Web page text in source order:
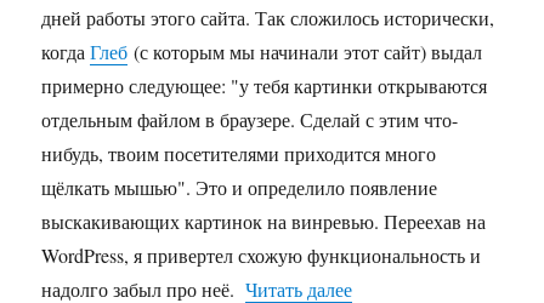
дней работы этого сайта. Так сложилось исторически,
когдаГлеб (с которым мы начинали этот сайт) выдал
примерно следующее: "у тебя картинки открываются
отдельным файлом в браузере. Сделай с этим что-
нибудь, твоим посетителями приходится много
щёлкать мышью". Это и определило появление
выскакивающих картинок на винревью. Переехав на
WordPress, я привертел схожую функциональность и
надолго забыл про неё.Читать далее«Валидная разметка